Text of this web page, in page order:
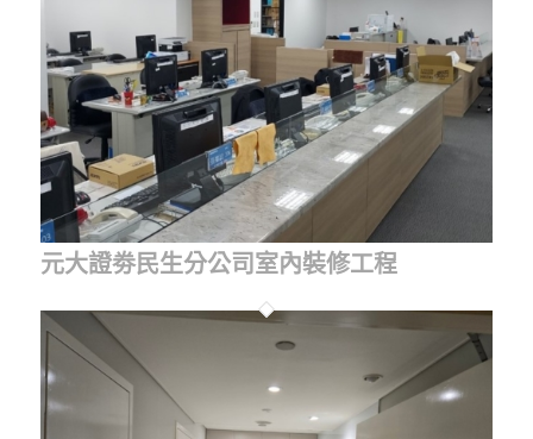
元大證劵民生分公司室內裝修工程